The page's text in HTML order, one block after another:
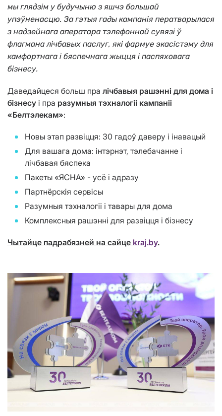
мы глядзім у будучыню з яшчэ большай
упэўненасцю. За гэтыя гады кампанія ператварылася
з надзейнага аператара тэлефоннай сувязі ў
флагмана лічбавых паслуг, які фармуе экасістэму для
камфортнага і бяспечнага жыцця і паспяховага
бізнесу.
Даведайцеся больш пра лічбавыя рашэнні для дома і
бізнесу і пра разумныя тэхналогіі кампаніі
«Белтэлекам»:
Новы этап развіцця: 30 гадоў даверу і інавацый
Для вашага дома: інтэрнэт, тэлебачанне і
лічбавая бяспека
Пакеты «ЯСНА» - усё і адразу
Партнёрскія сервісы
Разумныя тэхналогіі і тавары для дома
Комплексныя рашэнні для развіцця і бізнесу
Чытайце падрабязней на сайце kraj.by.